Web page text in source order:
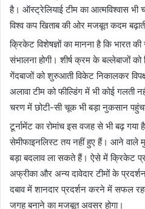
है। ऑस्ट्रेलियाई टीम का आत्मविश्वास
विश्व कप खिताब की ओर मजबूत कदम
क्रिकेट विशेषज्ञों का मानना है कि भारत
संभालना होगी। शीर्ष क्रम के बल्लेबाजों को
गेंदबाजों को शुरुआती विकेट निकालकर
अलावा टीम को फील्डिंग में भी कोई गलती
चरण में छोटी-सी चूक भी बड़ा नुकसान
टूर्नामेंट का रोमांच इस वजह से भी बढ़
सेमीफाइनलिस्ट तय नहीं हुए हैं। आने वाले
बड़ा बदलाव ला सकते हैं। ऐसे में क्रिकेट
अफ्रीका और अन्य दावेदार टीमों के
दबाव में शानदार प्रदर्शन करने में सफल
जगह बनाने का मजबूत अवसर होगा।